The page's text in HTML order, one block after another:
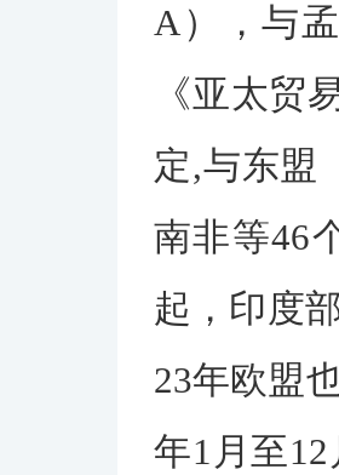
A），与
《亚太贸
定,与东盟
南非等46
起，印度
23年欧盟
年1月至